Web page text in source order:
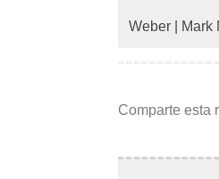
Weber Mark
Comparte esta